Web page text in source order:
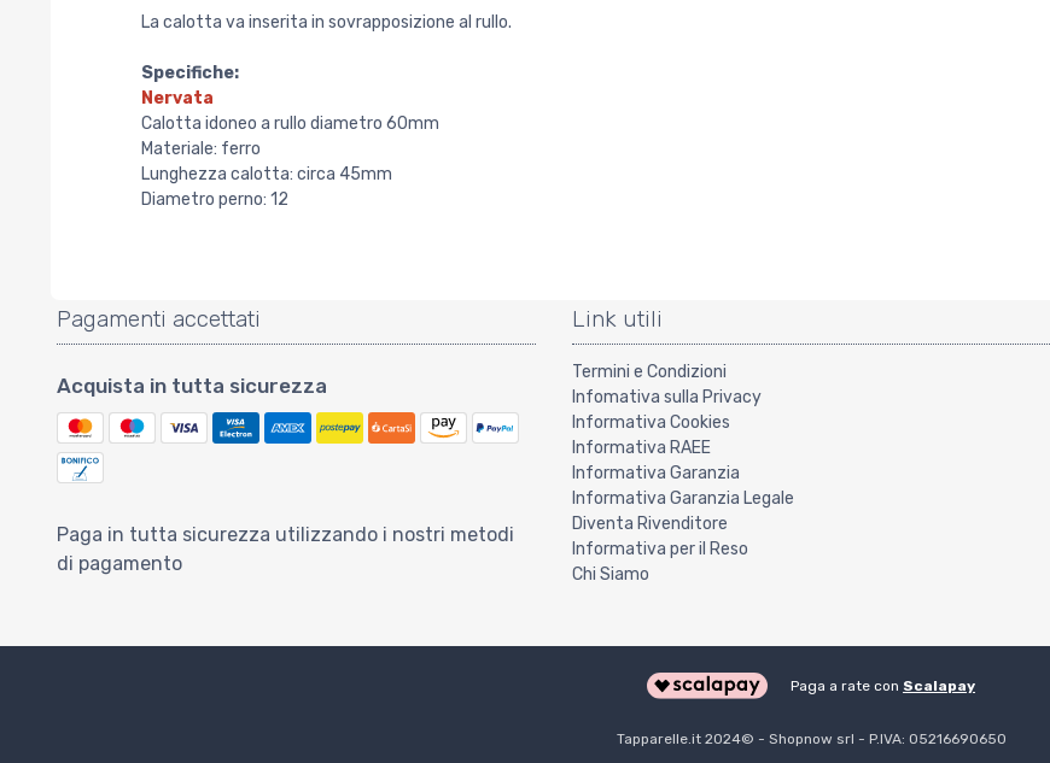
La calotta va inserita in sovrapposizione al rullo.
Specifiche:
Nervata
Calotta idoneo a rullo diametro 60mm
Materiale: ferro
Lunghezza calotta: circa 45mm
Diametro perno: 12
Pagamenti accettati
Acquista in tutta sicurezza
Paga in tutta sicurezza utilizzando i nostri metodi
di pagamento
Link utili
Termini e Condizioni
Infomativa sulla Privacy
Informativa Cookies
Informativa RAEE
Informativa Garanzia
Informativa Garanzia Legale
Diventa Rivenditore
Informativa per il Reso
Chi Siamo
Paga a rate con Scalapay
Tapparelle.it 2024©️ - Shopnow srl - P.IVA: 05216690650